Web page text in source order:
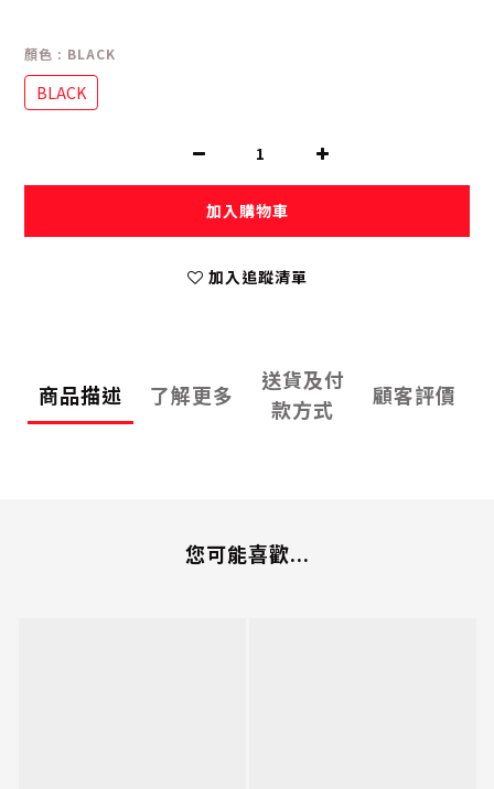
顏色 : BLACK
BLACK
加入購物車
加入追蹤清單
商品描述 了解更多
送貨及付
款方式
顧客評價
您可能喜歡...